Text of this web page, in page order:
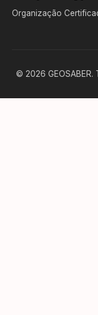
Organização
© 2026 GEOSABER.